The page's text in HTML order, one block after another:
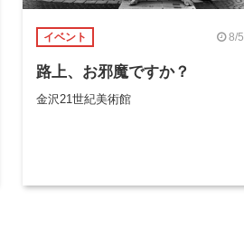
イベント 8/5
路上、お邪魔ですか？
金沢21世紀美術館